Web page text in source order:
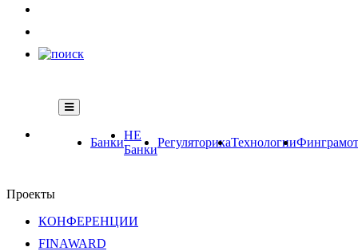
Банки
НЕ
Банки
РегуляторикаТехнологии
Проекты
КОНФЕРЕНЦИИ
FINAWARD